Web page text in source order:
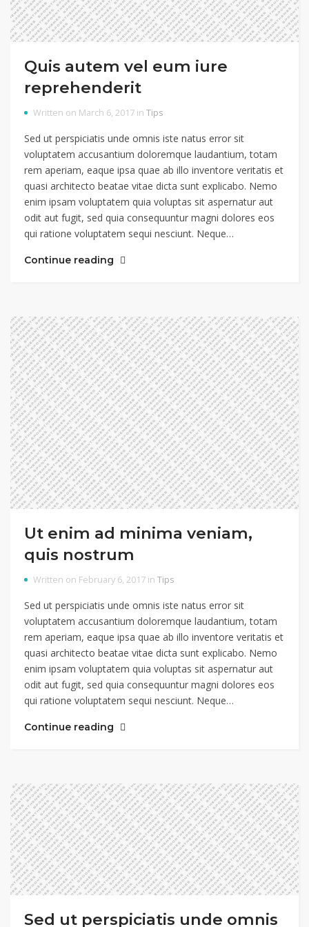
Quis autem vel eum iure
reprehenderit
Written on March 6, 2017 in Tips
Sed ut perspiciatis unde omnis iste natus error sit
voluptatem accusantium doloremque laudantium, totam
rem aperiam, eaque ipsa quae ab illo inventore veritatis et
quasi architecto beatae vitae dicta sunt explicabo. Nemo
enim ipsam voluptatem quia voluptas sit aspernatur aut
odit aut fugit, sed quia consequuntur magni dolores eos
qui ratione voluptatem sequi nesciunt. Neque…
Continue reading
Ut enim ad minima veniam,
quis nostrum
Written on February 6, 2017 in Tips
Sed ut perspiciatis unde omnis iste natus error sit
voluptatem accusantium doloremque laudantium, totam
rem aperiam, eaque ipsa quae ab illo inventore veritatis et
quasi architecto beatae vitae dicta sunt explicabo. Nemo
enim ipsam voluptatem quia voluptas sit aspernatur aut
odit aut fugit, sed quia consequuntur magni dolores eos
qui ratione voluptatem sequi nesciunt. Neque…
Continue reading
Sed ut perspiciatis unde omnis